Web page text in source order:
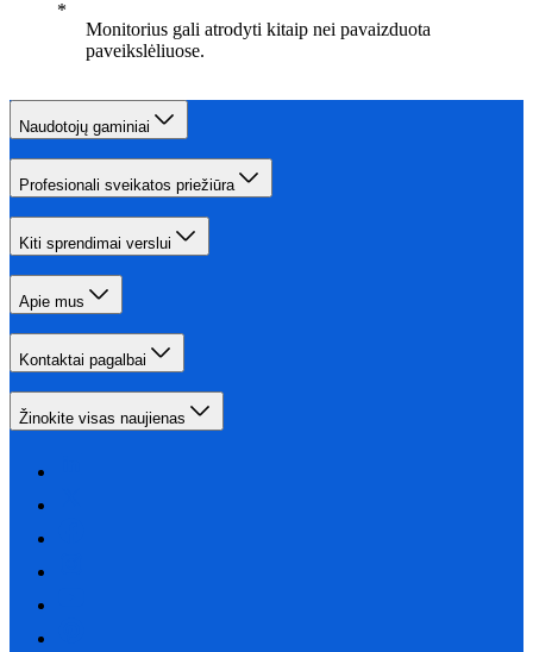
Monitorius gali atrodyti kitaip nei pavaizduota
paveikslėliuose.
Naudotojų gaminiai
Profesionali sveikatos priežiūra
Kiti sprendimai verslui
Apie mus
Kontaktai pagalbai
Žinokite visas naujienas